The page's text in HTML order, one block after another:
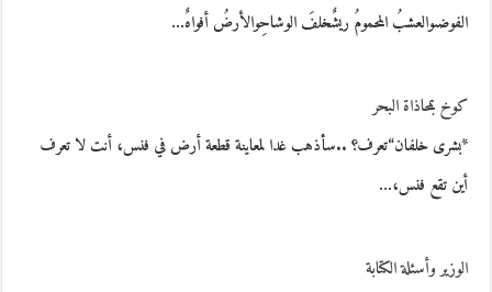
الفوضىوالعشبُ المحمومُ ريشٌخلفَ الوشاحِوالأرضُ أفواهٌ…
كوخ بمحاذاة البحر
*بشرى خلفان“تعرف؟ ..سأذهب غدا لمعاينة قطعة أرض في فنس، أنت لا تعرف
أين تقع فنس،…
الوزير وأسئلة الكتابة